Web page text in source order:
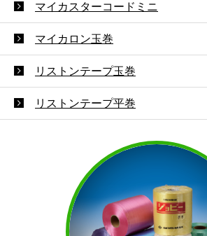
マイカスターコードミニ
マイカロン玉巻
リストンテープ玉巻
リストンテープ平巻